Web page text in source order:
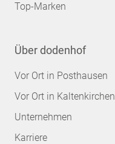
Top-Marken
Über dodenhof
Vor Ort in Posthausen
Vor Ort in Kaltenkirchen
Unternehmen
Karriere